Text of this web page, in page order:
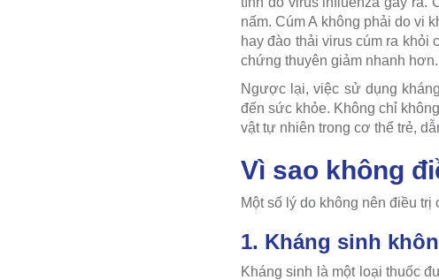
nấm. Cúm A không phải do vi
hay đào thải virus cúm ra khỏi
chứng thuyên giảm nhanh hơn.
Ngược lại, việc sử dụng
đến sức khỏe. Không chỉ
vật tự nhiên trong cơ thể trẻ,
Vì sao không
Một số lý do không nên điều trị
1. Kháng sinh
Kháng sinh là một loại thuốc